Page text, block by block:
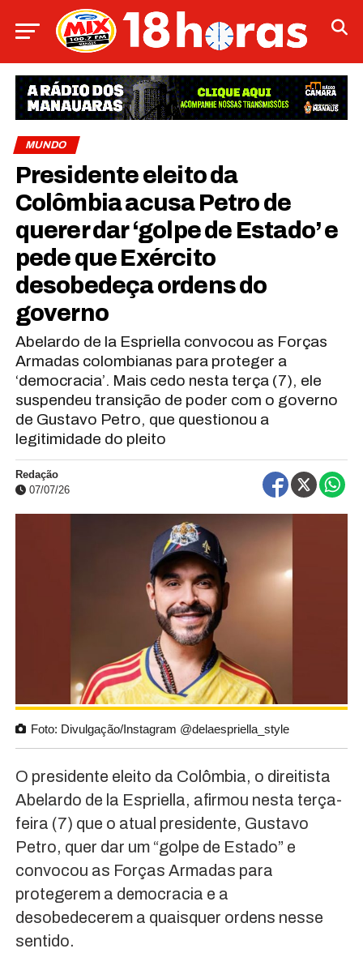
MUNDO
Presidente eleito da
Colômbia acusa Petro de
querer dar ‘golpe de Estado’ e
pede que Exército
desobedeça ordens do
governo
Abelardo de la Espriella convocou as Forças
Armadas colombianas para proteger a
‘democracia’. Mais cedo nesta terça (7), ele
suspendeu transição de poder com o governo
de Gustavo Petro, que questionou a
legitimidade do pleito
Redação
07/07/26
Foto: Divulgação/Instagram @delaespriella_style
O presidente eleito da Colômbia, o direitista
Abelardo de la Espriella, afirmou nesta terça-
feira (7) que o atual presidente, Gustavo
Petro, quer dar um “golpe de Estado” e
convocou as Forças Armadas para
protegerem a democracia e a
desobedecerem a quaisquer ordens nesse
sentido.